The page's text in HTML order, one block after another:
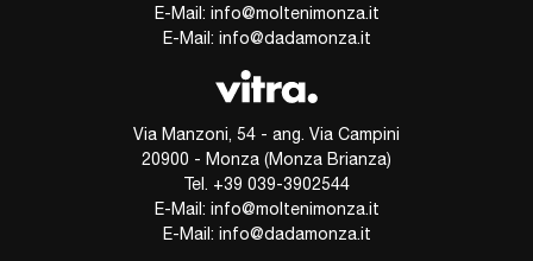
E-Mail: info@moltenimonza.it
E-Mail: info@dadamonza.it
Via Manzoni, 54 - ang. Via Campini
20900 - Monza (Monza Brianza)
Tel. +39 039-3902544
E-Mail: info@moltenimonza.it
E-Mail: info@dadamonza.it